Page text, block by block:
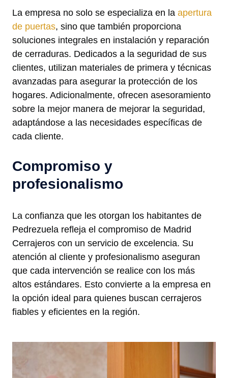
La empresa no solo se especializa en la apertura
de puertas, sino que también proporciona
soluciones integrales en instalación y reparación
de cerraduras. Dedicados a la seguridad de sus
clientes, utilizan materiales de primera y técnicas
avanzadas para asegurar la protección de los
hogares. Adicionalmente, ofrecen asesoramiento
sobre la mejor manera de mejorar la seguridad,
adaptándose a las necesidades específicas de
cada cliente.
Compromiso y
profesionalismo
La confianza que les otorgan los habitantes de
Pedrezuela refleja el compromiso de Madrid
Cerrajeros con un servicio de excelencia. Su
atención al cliente y profesionalismo aseguran
que cada intervención se realice con los más
altos estándares. Esto convierte a la empresa en
la opción ideal para quienes buscan cerrajeros
fiables y eficientes en la región.